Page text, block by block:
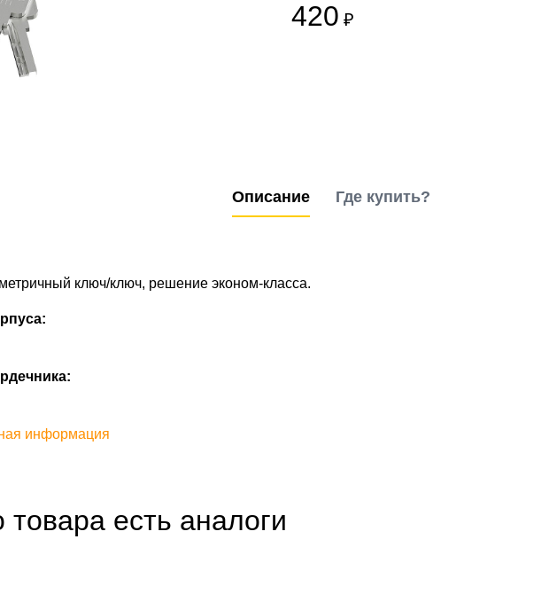
420 ₽
Описание Где купить?
ключ/ключ, решение эконом-класса.
информация
товара есть аналоги